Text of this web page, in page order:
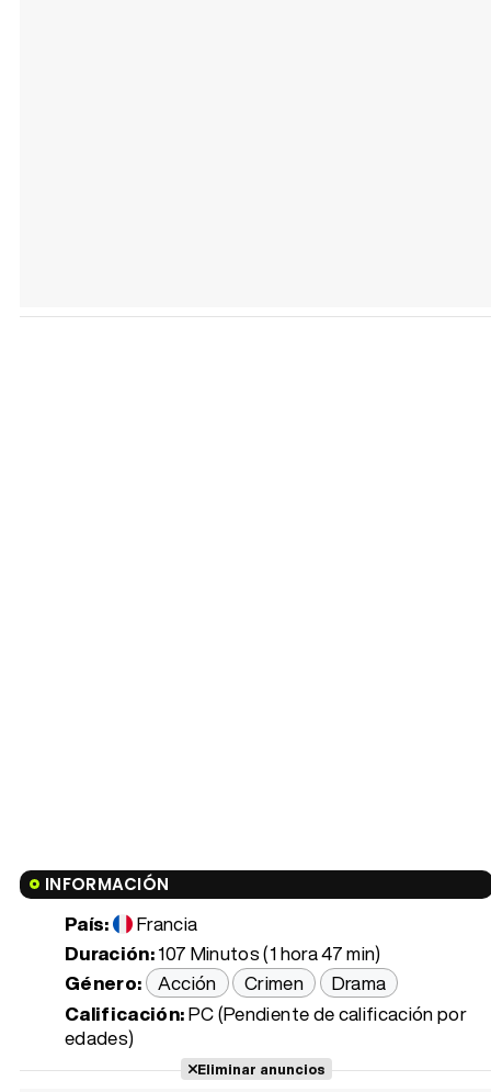
INFORMACIÓN
País:
Francia
Duración:107 Minutos (1 hora 47 min)
Género: Acción Crimen
Drama
Calificación:PC (Pendiente de calificación por
edades)
Eliminar anuncios